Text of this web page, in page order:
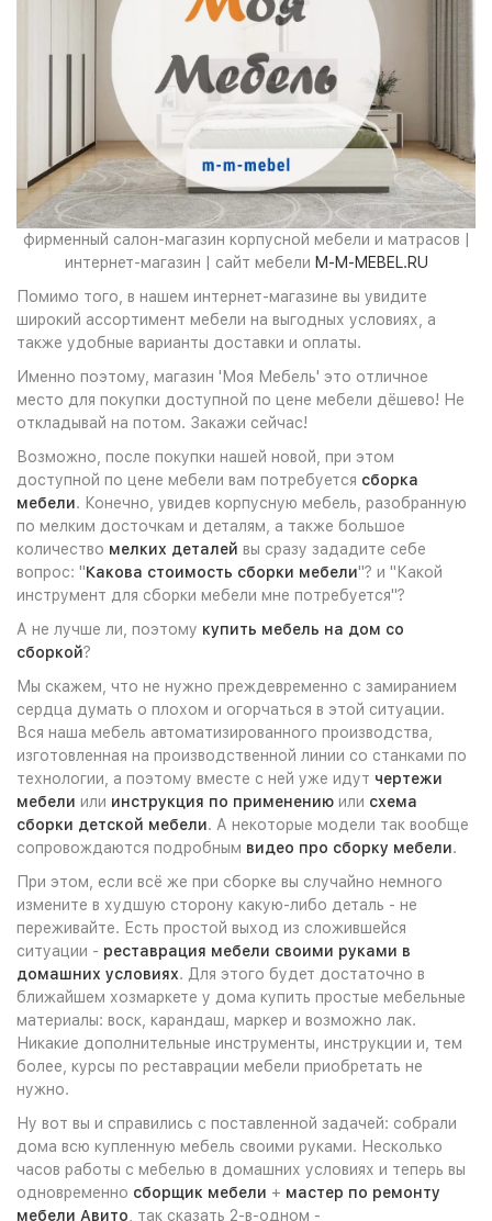
фирменный салон-магазин корпусной мебели и матрасов |
интернет-магазин | сайт мебели M-M-MEBEL.RU
Помимо того, в нашем интернет-магазине вы увидите
широкий ассортимент мебели на выгодных условиях, а
также удобные варианты доставки и оплаты.
Именно поэтому, магазин 'Моя Мебель' это отличное
место для покупки доступной по цене мебели дёшево! Не
откладывай на потом. Закажи сейчас!
Возможно, после покупки нашей новой, при этом
доступной по цене мебели вам потребуется сборка
мебели. Конечно, увидев корпусную мебель, разобранную
по мелким досточкам и деталям, а также большое
количество мелких деталей вы сразу зададите себе
вопрос: "Какова стоимость сборки мебели"? и "Какой
инструмент для сборки мебели мне потребуется"?
А не лучше ли, поэтому купить мебель на дом со
сборкой?
Мы скажем, что не нужно преждевременно с замиранием
сердца думать о плохом и огорчаться в этой ситуации.
Вся наша мебель автоматизированного производства,
изготовленная на производственной линии со станками по
технологии, а поэтому вместе с ней уже идут чертежи
мебели или инструкция по применению или схема
сборки детской мебели. А некоторые модели так вообще
сопровождаются подробным видео про сборку мебели.
При этом, если всё же при сборке вы случайно немного
измените в худшую сторону какую-либо деталь - не
переживайте. Есть простой выход из сложившейся
ситуации - реставрация мебели своими руками в
домашних условиях. Для этого будет достаточно в
ближайшем хозмаркете у дома купить простые мебельные
материалы: воск, карандаш, маркер и возможно лак.
Никакие дополнительные инструменты, инструкции и, тем
более, курсы по реставрации мебели приобретать не
нужно.
Ну вот вы и справились с поставленной задачей: собрали
дома всю купленную мебель своими руками. Несколько
часов работы с мебелью в домашних условиях и теперь вы
одновременно сборщик мебели + мастер по ремонту
мебели Авито , так сказать 2-в-одном -